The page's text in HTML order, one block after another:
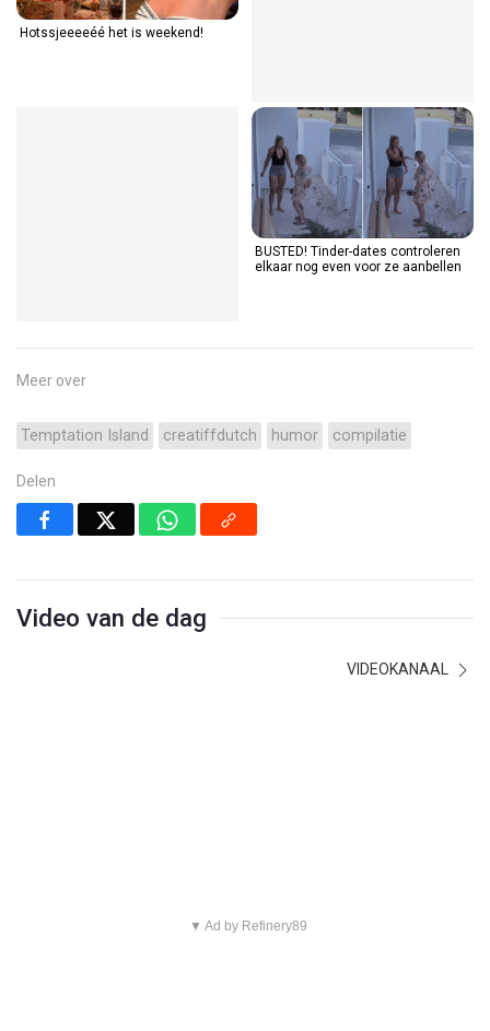
Hotssjeeeeéé het is weekend!
BUSTED! Tinder-dates controleren
elkaar nog even voor ze aanbellen
Meer over
Temptation Island creatiffdutch humor compilatie
Delen
Video van de dag
VIDEOKANAAL
▼ Ad by Refinery89